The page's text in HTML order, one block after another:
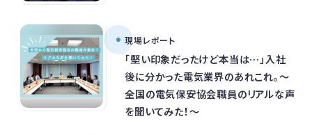
現場レポート
「堅い印象だったけど本当は…」入社
後に分かった電気業界のあれこれ。～
全国の電気保安協会職員のリアルな声
を聞いてみた！～